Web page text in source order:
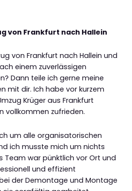
von Frankfurt nach Hallein
von Frankfurt nach Hallein und
einem zuverlässigen
Dann teile ich gerne meine
mit dir. Ich habe vor kurzem
Krüger aus Frankfurt
vollkommen zufrieden.
um alle organisatorischen
ich musste mich um nichts
Team war pünktlich vor Ort und
und effizient
der Demontage und Montage